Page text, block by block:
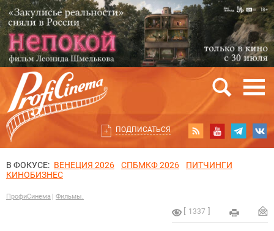
ПОДПИСАТЬСЯ
В ФОКУСЕ: ВЕНЕЦИЯ 2026 СПБМКФ 2026
ПИТЧИНГИ
КИНОБИЗНЕС
ПрофиСинема Фильмы.
1337